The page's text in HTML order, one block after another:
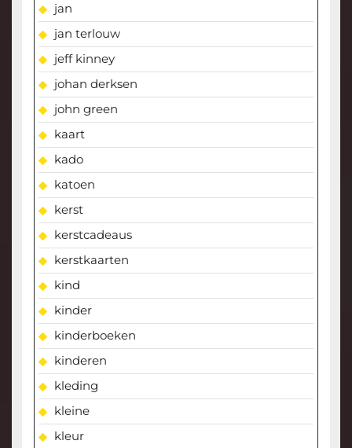
jan
jan terlouw
jeff kinney
johan derksen
john green
kaart
kado
katoen
kerst
kerstcadeaus
kerstkaarten
kind
kinder
kinderboeken
kinderen
kleding
kleine
kleur